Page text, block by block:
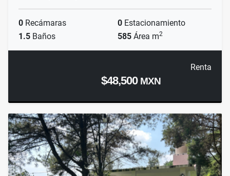
0 Recámaras 0 Estacionamiento
1.5 Baños 585 Área m2
Renta
$48,500 MXN